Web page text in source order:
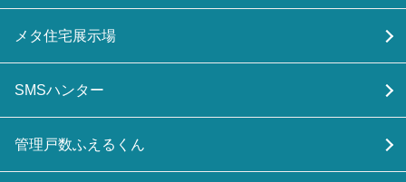
メタ住宅展示場
SMSハンター
管理戸数ふえるくん